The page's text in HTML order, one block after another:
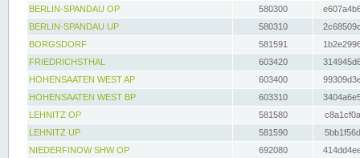
BERLIN-SPANDAU OP
580300
BERLIN-SPANDAU UP
580310
BORGSDORF
581591
FRIEDRICHSTHAL
603420
HOHENSAATEN WEST AP
603400
HOHENSAATEN WEST BP
603310
LEHNITZ OP
581580
LEHNITZ UP
581590
NIEDERFINOW SHW OP
692080